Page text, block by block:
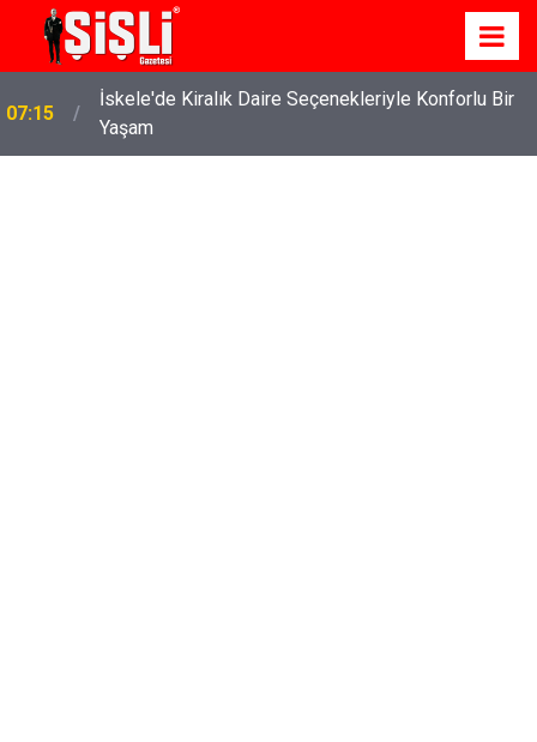
07:15
İskele'de Kiralık Daire Seçenekleriyle Konforlu Bir
Yaşam